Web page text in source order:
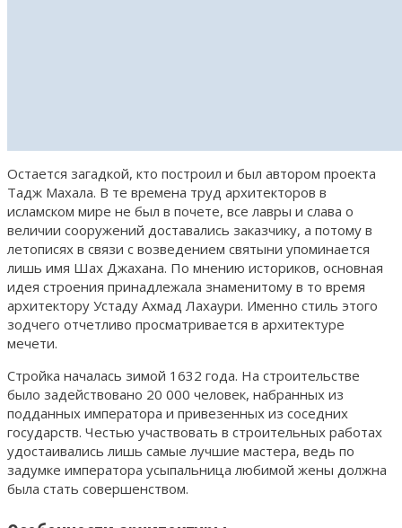
Остается загадкой, кто построил и был автором проекта
Тадж Махала. В те времена труд архитекторов в
исламском мире не был в почете, все лавры и слава о
величии сооружений доставались заказчику, а потому в
летописях в связи с возведением святыни упоминается
лишь имя Шах Джахана. По мнению историков, основная
идея строения принадлежала знаменитому в то время
архитектору Устаду Ахмад Лахаури. Именно стиль этого
зодчего отчетливо просматривается в архитектуре
мечети.
Стройка началась зимой 1632 года. На строительстве
было задействовано 20 000 человек, набранных из
подданных императора и привезенных из соседних
государств. Честью участвовать в строительных работах
удостаивались лишь самые лучшие мастера, ведь по
задумке императора усыпальница любимой жены должна
была стать совершенством.